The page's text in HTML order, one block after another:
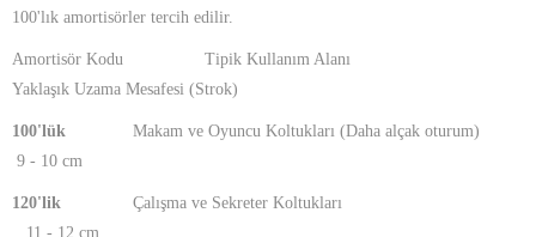
100'lık amortisörler tercih edilir.
Amortisör Kodu Tipik Kullanım Alanı
Yaklaşık Uzama Mesafesi (Strok)
100'lük Makam ve Oyuncu Koltukları (Daha alçak oturum)
9 - 10 cm
120'lik Çalışma ve Sekreter Koltukları
11 - 12 cm